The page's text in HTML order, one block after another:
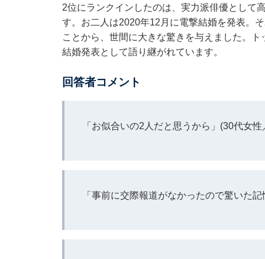
2位にランクインしたのは、実力派俳優として
す。お二人は2020年12月に電撃結婚を発表。
ことから、世間に大きな驚きを与えました。
結婚発表として語り継がれています。
回答者コメント
「お似合いの2人だと思うから」(30代女性
「事前に交際報道がなかったので驚いた